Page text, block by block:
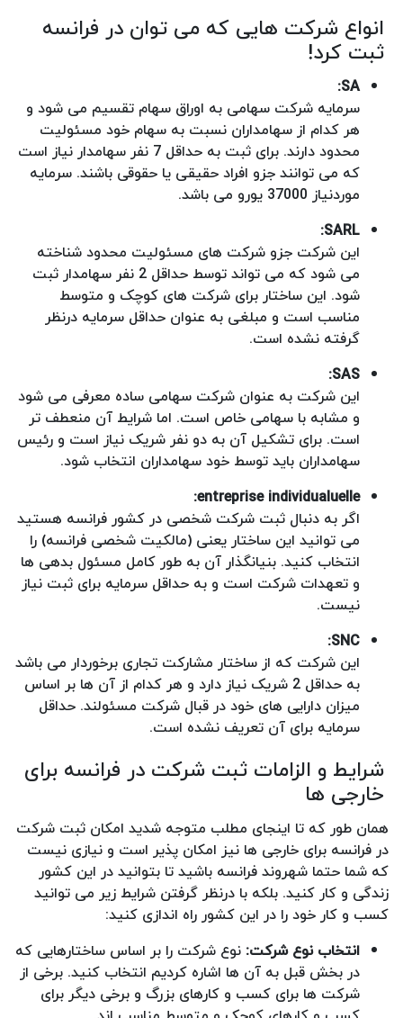
انواع شرکت هایی که می توان در فرانسه
ثبت کرد!
SA:
سرمایه شرکت سهامی به اوراق سهام تقسیم می شود و
هر کدام از سهامداران نسبت به سهام خود مسئولیت
محدود دارند. برای ثبت به حداقل 7 نفر سهامدار نیاز است
که می توانند جزو افراد حقیقی یا حقوقی باشند. سرمایه
موردنیاز 37000 یورو می باشد.
SARL:
این شرکت جزو شرکت های مسئولیت محدود شناخته
می شود که می تواند توسط حداقل 2 نفر سهامدار ثبت
شود. این ساختار برای شرکت های کوچک و متوسط
مناسب است و مبلغی به عنوان حداقل سرمایه درنظر
گرفته نشده است.
SAS:
این شرکت به عنوان شرکت سهامی ساده معرفی می شود
و مشابه با سهامی خاص است. اما شرایط آن منعطف تر
است. برای تشکیل آن به دو نفر شریک نیاز است و رئیس
سهامداران باید توسط خود سهامداران انتخاب شود.
entreprise individualuelle:
اگر به دنبال ثبت شرکت شخصی در کشور فرانسه هستید
می توانید این ساختار یعنی (مالکیت شخصی فرانسه) را
انتخاب کنید. بنیانگذار آن به طور کامل مسئول بدهی ها
و تعهدات شرکت است و به حداقل سرمایه برای ثبت نیاز
نیست.
SNC:
این شرکت که از ساختار مشارکت تجاری برخوردار می باشد
به حداقل 2 شریک نیاز دارد و هر کدام از آن ها بر اساس
میزان دارایی های خود در قبال شرکت مسئولند. حداقل
سرمایه برای آن تعریف نشده است.
شرایط و الزامات ثبت شرکت در فرانسه برای
خارجی ها
همان طور که تا اینجای مطلب متوجه شدید امکان ثبت شرکت
در فرانسه برای خارجی ها نیز امکان پذیر است و نیازی نیست
که شما حتما شهروند فرانسه باشید تا بتوانید در این کشور
زندگی و کار کنید. بلکه با درنظر گرفتن شرایط زیر می توانید
کسب و کار خود را در این کشور راه اندازی کنید:
انتخاب نوع شرکت: نوع شرکت را بر اساس ساختارهایی که
در بخش قبل به آن ها اشاره کردیم انتخاب کنید. برخی از
شرکت ها برای کسب و کارهای بزرگ و برخی دیگر برای